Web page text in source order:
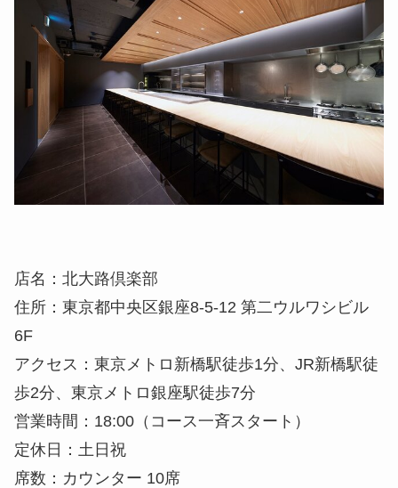
店名：北大路倶楽部
住所：東京都中央区銀座8-5-12 第二ウルワシビル
6F
アクセス：東京メトロ新橋駅徒歩1分、JR新橋駅徒
歩2分、東京メトロ銀座駅徒歩7分
営業時間：18:00（コース一斉スタート）
定休日：土日祝
席数：カウンター 10席